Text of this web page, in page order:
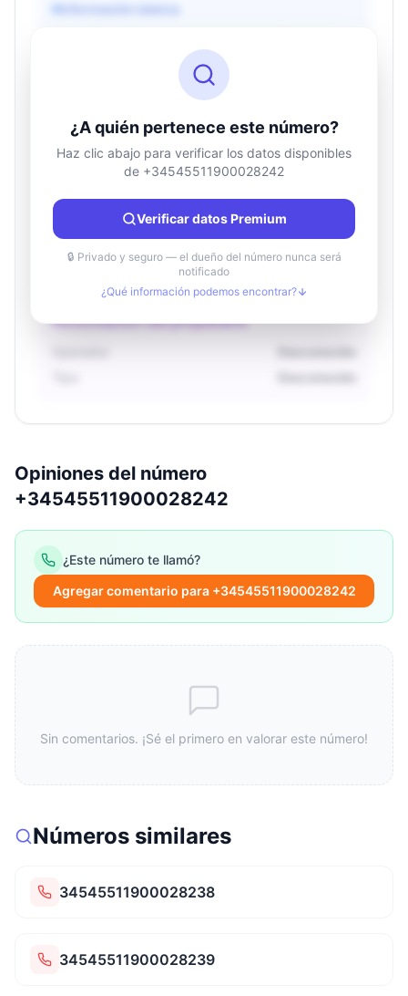
Información básica
Información de ubicación
País
Desconocido
Ciudad
Desconocido
Región
Desconocido
Información del propietario
¿A quién pertenece este número?
Haz clic abajo para verificar los datos disponibles
de +34545511900028242
Verificar datos Premium
🔒 Privado y seguro — el dueño del número nunca será
notificado
¿Qué información podemos encontrar?
Opiniones del número
+34545511900028242
¿Este número te llamó?
Agregar comentario para +34545511900028242
Sin comentarios. ¡Sé el primero en valorar este número!
Números similares
34545511900028238
34545511900028239